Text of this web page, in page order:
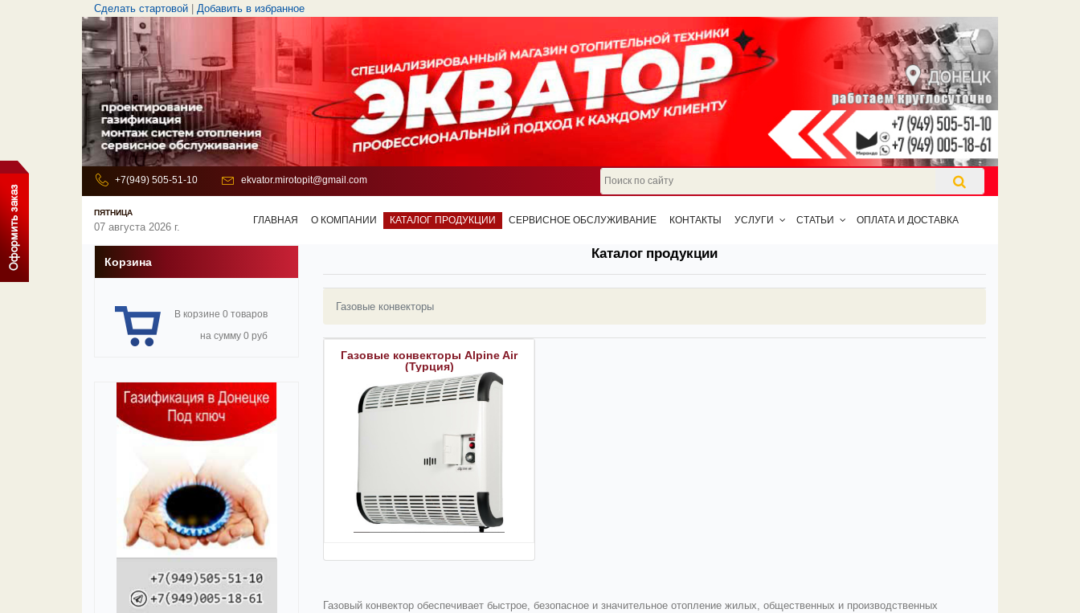
Сделать стартовой Добавить в избранное
+7(949) 505-51-10 ekvator.mirotopit@gmail.com
ПЯТНИЦА
07 августа 2026 г.
ГЛАВНАЯ О КОМПАНИИ КАТАЛОГ ПРОДУКЦИИ СЕРВИСНОЕ ОБСЛУЖИВАНИЕ КОНТАКТЫ УСЛУГИ СТАТЬИ ОПЛАТА И ДОСТАВКА
Корзина
В корзине 0 товаров
на сумму 0 руб
Каталог продукции
Газовые конвекторы
Газовые конвекторы Alpine Air
(Турция)
Газовый конвектор обеспечивает быстрое, безопасное и значительное отопление жилых, общественных и производственных